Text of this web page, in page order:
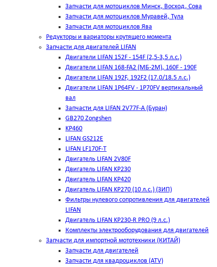
Запчасти для мотоциклов Минск, Восход, Сова
Запчасти для мотоциклов Муравей, Тула
Запчасти для мотоциклов Ява
Редукторы и вариаторы крутящего момента
Запчасти для двигателей LIFAN
Двигатели LIFAN 152F - 154F (2,5-3,5 л.с.)
Двигатели LIFAN 168-FA2 (МБ-2М), 160F - 190F
Двигатели LIFAN 192F, 192F2 (17.0/18.5 л.с.)
Двигатели LIFAN 1Р64FV - 1Р70FV вертикальный
вал
Запчасти для LIFAN 2V77F-A (Буран)
GB270 Zongshen
KP460
LIFAN GS212E
LIFAN LF170F-T
Двигатель LIFAN 2V80F
Двигатель LIFAN KP230
Двигатель LIFAN KP420
Двигатель LIFAN KP270 (10 л.с.) (ЗИП)
Фильтры нулевого сопротивления для двигателей
LIFAN
Двигатель LIFAN KP230-R PRO (9 л.с.)
Комплекты электрооборудования для двигателей
Запчасти для импортной мототехники (КИТАЙ)
Запчасти для двигателей
Запчасти для квадроциклов (ATV)